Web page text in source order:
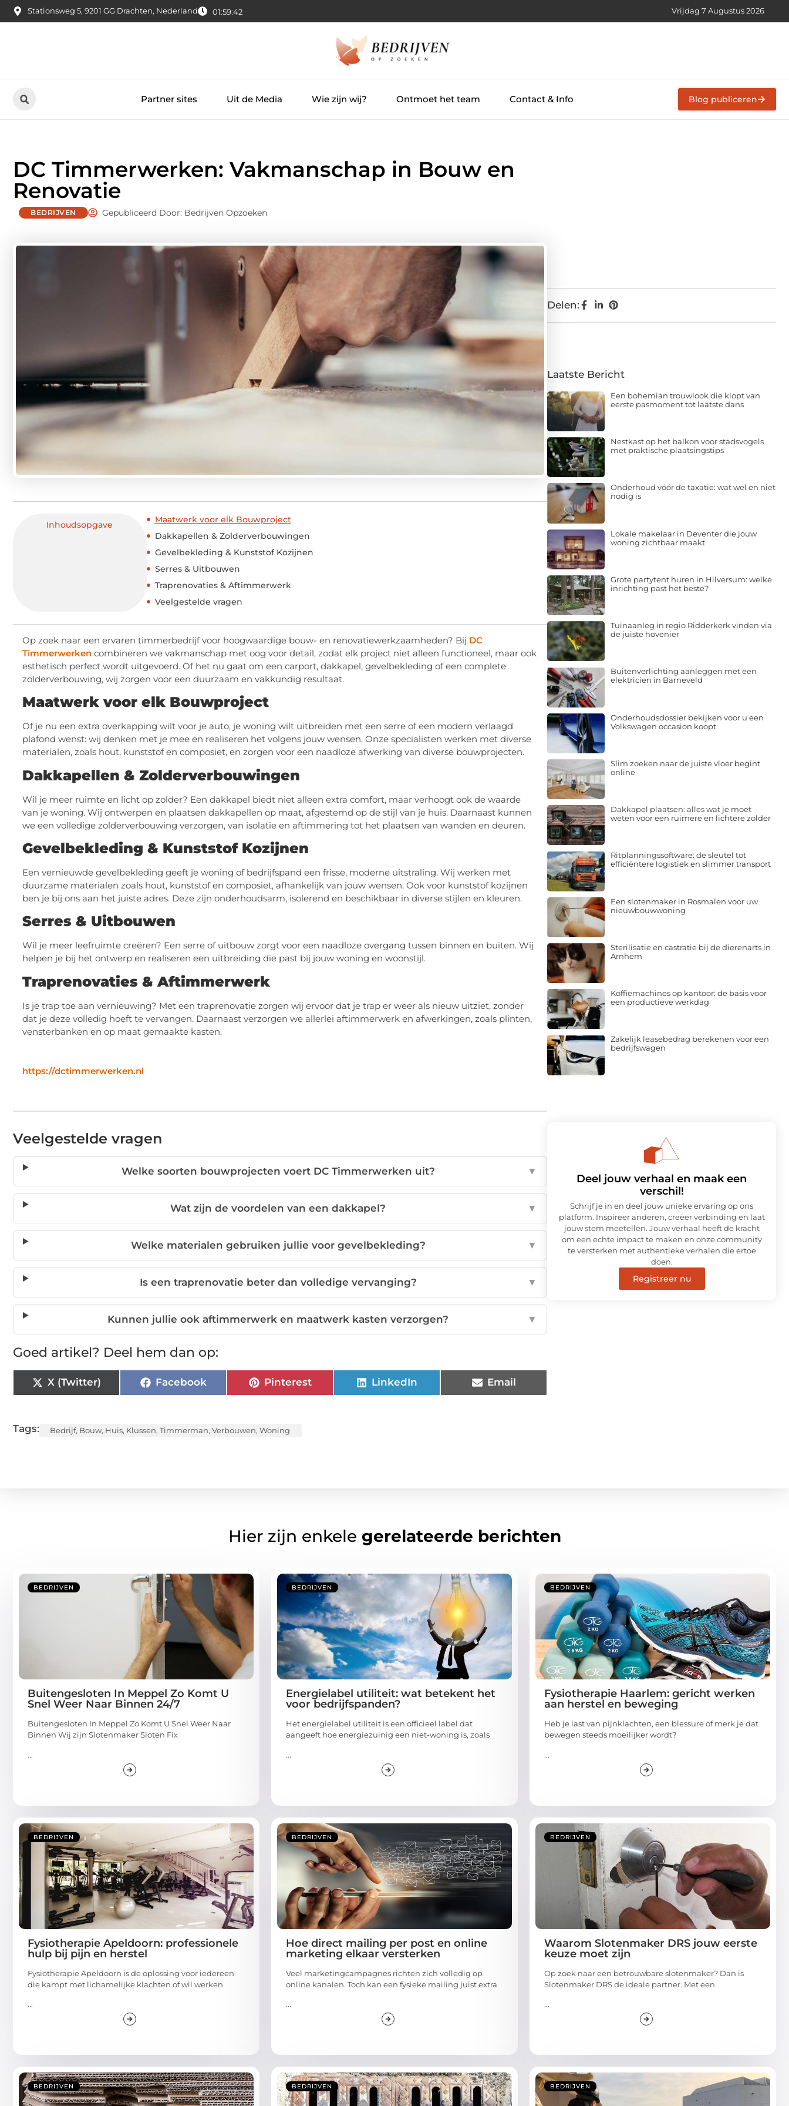
Stationsweg 5, 9201 GG Drachten, Nederland 01:59:43 Vrijdag 7 Augustus 2026
Partner sites Uit de Media Wie zijn wij? Ontmoet het team Contact & Info Blog publiceren
DC Timmerwerken: Vakmanschap in Bouw en
Renovatie
BEDRIJVEN Gepubliceerd Door: Bedrijven Opzoeken
Inhoudsopgave
Maatwerk voor elk Bouwproject
Dakkapellen & Zolderverbouwingen
Gevelbekleding & Kunststof Kozijnen
Serres & Uitbouwen
Traprenovaties & Aftimmerwerk
Veelgestelde vragen
Op zoek naar een ervaren timmerbedrijf voor hoogwaardige bouw- en renovatiewerkzaamheden? Bij DC
Timmerwerken combineren we vakmanschap met oog voor detail, zodat elk project niet alleen functioneel, maar ook
esthetisch perfect wordt uitgevoerd. Of het nu gaat om een carport, dakkapel, gevelbekleding of een complete
zolderverbouwing, wij zorgen voor een duurzaam en vakkundig resultaat.
Maatwerk voor elk Bouwproject
Of je nu een extra overkapping wilt voor je auto, je woning wilt uitbreiden met een serre of een modern verlaagd
plafond wenst: wij denken met je mee en realiseren het volgens jouw wensen. Onze specialisten werken met diverse
materialen, zoals hout, kunststof en composiet, en zorgen voor een naadloze afwerking van diverse bouwprojecten.
Dakkapellen & Zolderverbouwingen
Wil je meer ruimte en licht op zolder? Een dakkapel biedt niet alleen extra comfort, maar verhoogt ook de waarde
van je woning. Wij ontwerpen en plaatsen dakkapellen op maat, afgestemd op de stijl van je huis. Daarnaast kunnen
we een volledige zolderverbouwing verzorgen, van isolatie en aftimmering tot het plaatsen van wanden en deuren.
Gevelbekleding & Kunststof Kozijnen
Een vernieuwde gevelbekleding geeft je woning of bedrijfspand een frisse, moderne uitstraling. Wij werken met
duurzame materialen zoals hout, kunststof en composiet, afhankelijk van jouw wensen. Ook voor kunststof kozijnen
ben je bij ons aan het juiste adres. Deze zijn onderhoudsarm, isolerend en beschikbaar in diverse stijlen en kleuren.
Serres & Uitbouwen
Wil je meer leefruimte creëren? Een serre of uitbouw zorgt voor een naadloze overgang tussen binnen en buiten. Wij
helpen je bij het ontwerp en realiseren een uitbreiding die past bij jouw woning en woonstijl.
Traprenovaties & Aftimmerwerk
Is je trap toe aan vernieuwing? Met een traprenovatie zorgen wij ervoor dat je trap er weer als nieuw uitziet, zonder
dat je deze volledig hoeft te vervangen. Daarnaast verzorgen we allerlei aftimmerwerk en afwerkingen, zoals plinten,
vensterbanken en op maat gemaakte kasten.
https://dctimmerwerken.nl
Veelgestelde vragen
Welke soorten bouwprojecten voert DC Timmerwerken uit? ▼
Wat zijn de voordelen van een dakkapel? ▼
Welke materialen gebruiken jullie voor gevelbekleding? ▼
Is een traprenovatie beter dan volledige vervanging? ▼
Kunnen jullie ook aftimmerwerk en maatwerk kasten verzorgen? ▼
Goed artikel? Deel hem dan op:
X (Twitter) Facebook Pinterest LinkedIn Email
Tags: Bedrijf, Bouw, Huis, Klussen, Timmerman, Verbouwen, Woning
Delen:
Laatste Bericht
Een bohemian trouwlook die klopt van
eerste pasmoment tot laatste dans
Nestkast op het balkon voor stadsvogels
met praktische plaatsingstips
Onderhoud vóór de taxatie: wat wel en niet
nodig is
Lokale makelaar in Deventer die jouw
woning zichtbaar maakt
Grote partytent huren in Hilversum: welke
inrichting past het beste?
Tuinaanleg in regio Ridderkerk vinden via
de juiste hovenier
Buitenverlichting aanleggen met een
elektricien in Barneveld
Onderhoudsdossier bekijken voor u een
Volkswagen occasion koopt
Slim zoeken naar de juiste vloer begint
online
Dakkapel plaatsen: alles wat je moet
weten voor een ruimere en lichtere zolder
Ritplanningssoftware: de sleutel tot
efficiëntere logistiek en slimmer transport
Een slotenmaker in Rosmalen voor uw
nieuwbouwwoning
Sterilisatie en castratie bij de dierenarts in
Arnhem
Koffiemachines op kantoor: de basis voor
een productieve werkdag
Zakelijk leasebedrag berekenen voor een
bedrijfswagen
Deel jouw verhaal en maak een
verschil!
Schrijf je in en deel jouw unieke ervaring op ons
platform. Inspireer anderen, creëer verbinding en laat
jouw stem meetellen. Jouw verhaal heeft de kracht
om een echte impact te maken en onze community
te versterken met authentieke verhalen die ertoe
doen.
Registreer nu
Hier zijn enkele gerelateerde berichten
BEDRIJVEN
Buitengesloten In Meppel Zo Komt U
Snel Weer Naar Binnen 24/7
Buitengesloten In Meppel Zo Komt U Snel Weer Naar
Binnen Wij zijn Slotenmaker Sloten Fix
...
BEDRIJVEN
Energielabel utiliteit: wat betekent het
voor bedrijfspanden?
Het energielabel utiliteit is een officieel label dat
aangeeft hoe energiezuinig een niet-woning is, zoals
...
BEDRIJVEN
Fysiotherapie Haarlem: gericht werken
aan herstel en beweging
Heb je last van pijnklachten, een blessure of merk je dat
bewegen steeds moeilijker wordt?
...
BEDRIJVEN
Fysiotherapie Apeldoorn: professionele
hulp bij pijn en herstel
Fysiotherapie Apeldoorn is de oplossing voor iedereen
die kampt met lichamelijke klachten of wil werken
...
BEDRIJVEN
Hoe direct mailing per post en online
marketing elkaar versterken
Veel marketingcampagnes richten zich volledig op
online kanalen. Toch kan een fysieke mailing juist extra
...
BEDRIJVEN
Waarom Slotenmaker DRS jouw eerste
keuze moet zijn
Op zoek naar een betrouwbare slotenmaker? Dan is
Slotenmaker DRS de ideale partner. Met een
...
BEDRIJVEN BEDRIJVEN BEDRIJVEN